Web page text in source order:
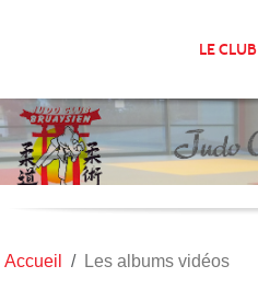
LE CLUB
Accueil Les albums vidéos